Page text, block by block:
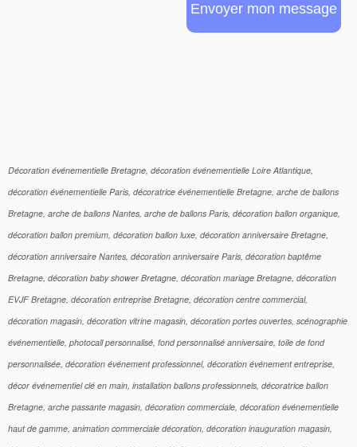
Envoyer mon message
Décoration événementielle Bretagne, décoration événementielle Loire Atlantique,
décoration événementielle Paris, décoratrice événementielle Bretagne, arche de ballons
Bretagne, arche de ballons Nantes, arche de ballons Paris, décoration ballon organique,
décoration ballon premium, décoration ballon luxe, décoration anniversaire Bretagne,
décoration anniversaire Nantes, décoration anniversaire Paris, décoration baptême
Bretagne, décoration baby shower Bretagne, décoration mariage Bretagne, décoration
EVJF Bretagne, décoration entreprise Bretagne, décoration centre commercial,
décoration magasin, décoration vitrine magasin, décoration portes ouvertes, scénographie
événementielle, photocall personnalisé, fond personnalisé anniversaire, toile de fond
personnalisée, décoration événement professionnel, décoration événement entreprise,
décor événementiel clé en main, installation ballons professionnels, décoratrice ballon
Bretagne, arche passante magasin, décoration commerciale, décoration événementielle
haut de gamme, animation commerciale décoration, décoration inauguration magasin,